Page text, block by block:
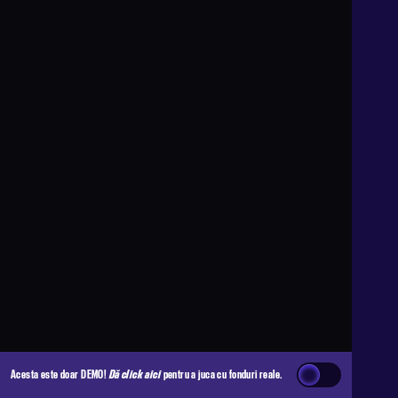
Acesta este doar DEMO!Dă click aicipentru a juca cu fonduri reale.